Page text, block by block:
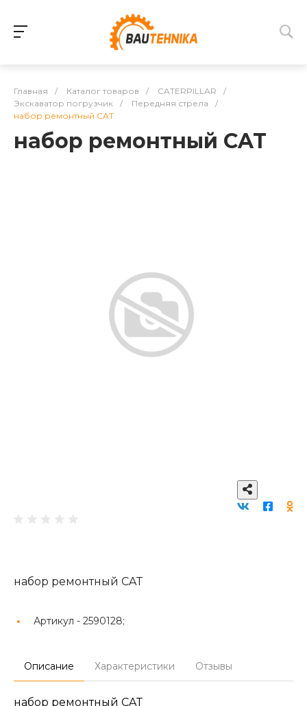
Главная / Каталог товаров / CATERPILLAR
/
Экскаватор погрузчик
/ Передняя стрела
/
набор ремонтный CAT
набор ремонтный CAT
набор ремонтный CAT
Артикул - 2590128;
Описание Характеристики Отзывы
набор ремонтный CAT